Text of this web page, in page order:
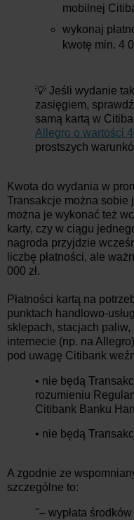
mobilnej
wykonaj
kwotę min. 4
💡 Jeśli wydanie
zasięgiem,
samą kartą w
Allegro o wartości
prostszych
Kwota do wydania w
Transakcje można sobie
można je wykonać też
karty, czy w ciągu
nagroda przyjdzie
liczbę płatności, ale
000 zł.
Płatności kartą na
punktach handlowo-
sklepach, stacjach
internecie (np. na
pod uwagę Citibank
• nie będą
rozumieniu
Citibank Banku
• nie będą
A zgodnie ze
szczególne to:
"– wypłata